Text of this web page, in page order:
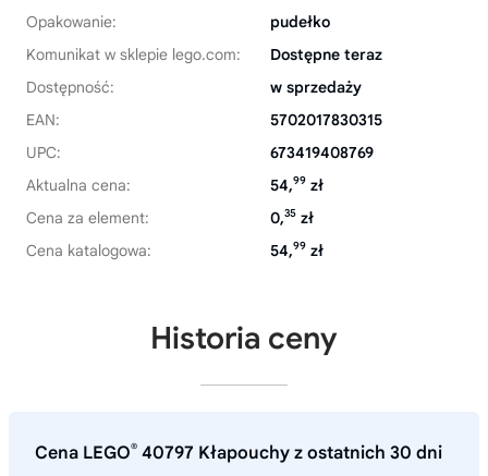
Opakowanie:
pudełko
Komunikat w sklepie lego.com:
Dostępne teraz
Dostępność:
w sprzedaży
EAN:
5702017830315
UPC:
673419408769
Aktualna cena:
54,99 zł
Cena za element:
0,35 zł
Cena katalogowa:
54,99 zł
Historia ceny
Cena LEGO® 40797 Kłapouchy z ostatnich 30 dni